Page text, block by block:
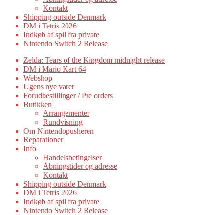
Kontakt
Shipping outside Denmark
DM i Tetris 2026
Indkøb af spil fra private
Nintendo Switch 2 Release
Zelda: Tears of the Kingdom midnight release
DM i Mario Kart 64
Webshop
Ugens nye varer
Forudbestillinger / Pre orders
Butikken
Arrangementer
Rundvisning
Om Nintendopusheren
Reparationer
Info
Handelsbetingelser
Åbningstider og adresse
Kontakt
Shipping outside Denmark
DM i Tetris 2026
Indkøb af spil fra private
Nintendo Switch 2 Release